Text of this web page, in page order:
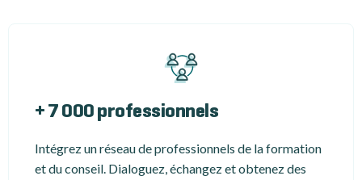
+ 7 000 professionnels
Intégrez un réseau de professionnels de la formation
et du conseil. Dialoguez, échangez et obtenez des